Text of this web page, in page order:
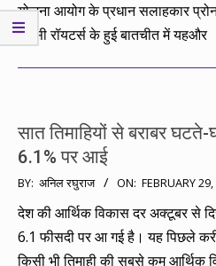
योजना आयोग के प्रधान सलाहकार
एजेंसी रॉयटर्स के हुई बातचीत में यहऔर
सात तिमाहियों से बराबर
6.1% पर आई
2012-
02-
29
BY: अनिल रघुराज ON: FEBRUARY
देश की आर्थिक विकास दर अक्टूबर से
6.1 फीसदी पर आ गई है। यह पिछले
किसी भी तिमाही की सबसे कम आर्थिक